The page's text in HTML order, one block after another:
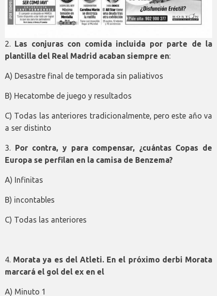
2. Las conjuras con comida incluida por parte de la
plantilla del Real Madrid acaban siempre en:
A) Desastre final de temporada sin paliativos
B) Hecatombe de juego y resultados
C) Todas las anteriores tradicionalmente, pero este año va
a ser distinto
3. Por contra, y para compensar, ¿cuántas Copas de
Europa se perfilan en la camisa de Benzema?
A) Infinitas
B) incontables
C) Todas las anteriores
4. Morata ya es del Atleti. En el próximo derbi Morata
marcará el gol del ex en el
A) Minuto 1